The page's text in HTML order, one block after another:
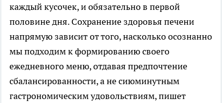
каждый кусочек, и обязательно в первой
половине дня. Сохранение здоровья печени
напрямую зависит от того, насколько осознанно
мы подходим к формированию своего
ежедневного меню, отдавая предпочтение
сбалансированности, а не сиюминутным
гастрономическим удовольствиям, пишет